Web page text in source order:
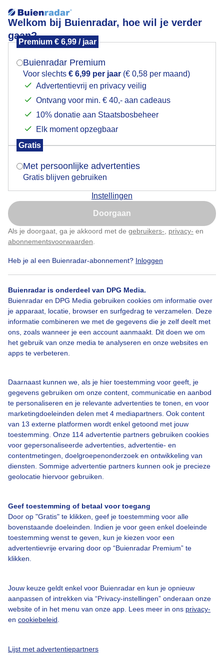
Welkom bij Buienradar, hoe wil je verder
gaan?
Premium € 6,99 / jaar
Buienradar Premium
Voor slechts € 6,99 per jaar (€ 0,58 per maand)
Advertentievrij en privacy veilig
Ontvang voor min. € 40,- aan cadeaus
10% donatie aan Staatsbosbeheer
Elk moment opzegbaar
Gratis
Met persoonlijke advertenties
Gratis blijven gebruiken
Instellingen
Doorgaan
Als je doorgaat, ga je akkoord met de gebruikers- privacy- en
abonnementsvoorwaarden
Heb je al een Buienradar-abonnement? Inloggen
Buienradar is onderdeel van DPG Media.
Buienradar en DPG Media gebruiken cookies om informatie over
je apparaat, locatie, browser en surfgedrag te verzamelen. Deze
informatie combineren we met de gegevens die je zelf deelt met
ons, zoals wanneer je een account aanmaakt. Dit doen we om
het gebruik van onze media te analyseren en onze websites en
apps te verbeteren.
Daarnaast kunnen we, als je hier toestemming voor geeft, je
gegevens gebruiken om onze content, communicatie en aanbod
te personaliseren en je relevante advertenties te tonen, en voor
marketingdoeleinden delen met 4 mediapartners. Ook content
van 13 externe platformen wordt enkel getoond met jouw
toestemming. Onze 114 advertentie partners gebruiken cookies
voor gepersonaliseerde advertenties, advertentie- en
contentmetingen, doelgroepenonderzoek en ontwikkeling van
diensten. Sommige advertentie partners kunnen ook je precieze
geolocatie hiervoor gebruiken.
Geef toestemming of betaal voor toegang
Door op "Gratis" te klikken, geef je toestemming voor alle
bovenstaande doeleinden. Indien je voor geen enkel doeleinde
toestemming wenst te geven, kun je kiezen voor een
advertentievrije ervaring door op “Buienradar Premium” te
klikken.
Jouw keuze geldt enkel voor Buienradar en kun je opnieuw
aanpassen of intrekken via “Privacy-instellingen” onderaan onze
website of in het menu van onze app. Lees meer in ons privacy-
en cookiebeleid
Lijst met advertentiepartners
Zonneharpen
Door: Toon Boons Gemaakt: 09-11-2025, 55x bekeken
Mixzonenwolken Zon Wolken
Bekijk slideshow
Over Buienradar
Bedrijfsgegevens
Contact
Toegankelijkheid
Gebruikersvoorwaarden
Adverteren
Privacy beleid
Cookie beleid
Mogen we je locatie gebruiken voor het
Indien je hier nog geen akkoord op hebt gegeven,
verschijnt er zo een pop-up uit je browser waarin
Is goed, toon de popup
Nu niet, misschien later
Klik hierom dit aan te passen